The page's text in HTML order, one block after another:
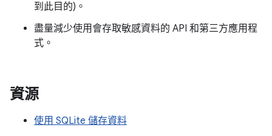
到此目的)。
盡量減少使用會存取敏感資料的 API 和第三方應用程
式。
資源
使用 SQLite 儲存資料